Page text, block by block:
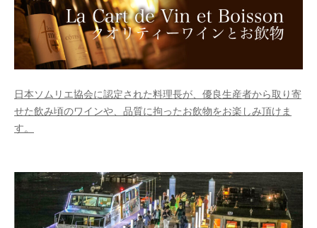
日本ソムリエ協会に認定された料理長が、優良生産者から取り寄
せた飲み頃のワインや、品質に拘ったお飲物をお楽しみ頂けま
す。